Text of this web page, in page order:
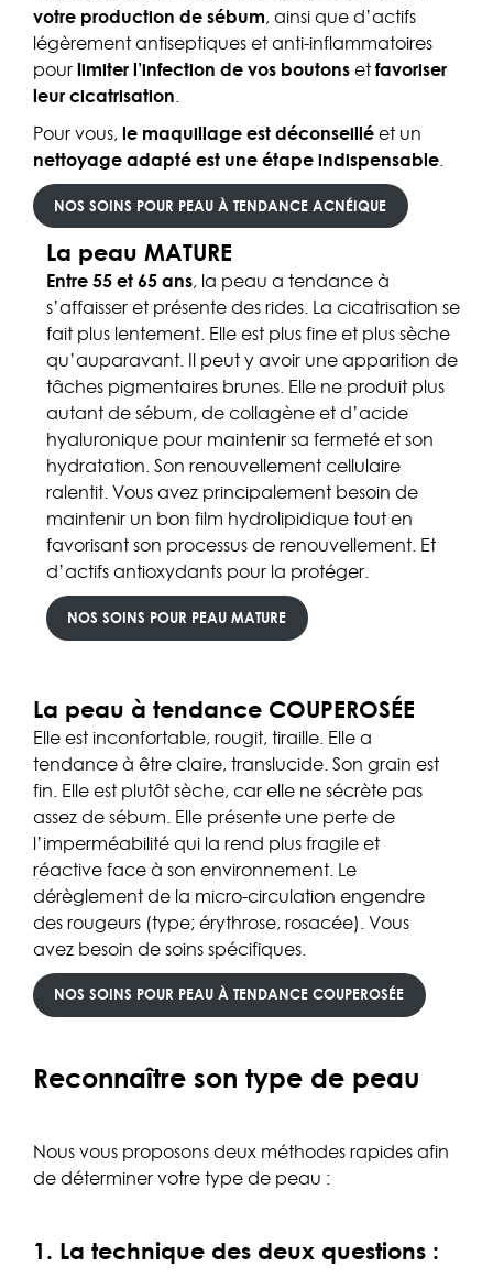
votre production de sébum, ainsi que d’actifs
légèrement antiseptiques et anti-inflammatoires
pour limiter l’infection de vos boutons et favoriser
leur cicatrisation
Pour vous, le maquillage est déconseillé et un
nettoyage adapté est une étape indispensable
NOS SOINS POUR PEAU À TENDANCE ACNÉIQUE
La peau MATURE
Entre 55 et 65 ans, la peau a tendance à
s’affaisser et présente des rides. La cicatrisation se
fait plus lentement. Elle est plus fine et plus sèche
qu’auparavant. Il peut y avoir une apparition de
tâches pigmentaires brunes. Elle ne produit plus
autant de sébum, de collagène et d’acide
hyaluronique pour maintenir sa fermeté et son
hydratation. Son renouvellement cellulaire
ralentit. Vous avez principalement besoin de
maintenir un bon film hydrolipidique tout en
favorisant son processus de renouvellement. Et
d’actifs antioxydants pour la protéger.
NOS SOINS POUR PEAU MATURE
La peau à tendance COUPEROSÉE
Elle est inconfortable, rougit, tiraille. Elle a
tendance à être claire, translucide. Son grain est
fin. Elle est plutôt sèche, car elle ne sécrète pas
assez de sébum. Elle présente une perte de
l’imperméabilité qui la rend plus fragile et
réactive face à son environnement. Le
dérèglement de la micro-circulation engendre
des rougeurs (type; érythrose, rosacée). Vous
avez besoin de soins spécifiques.
NOS SOINS POUR PEAU À TENDANCE COUPEROSÉE
Reconnaître son type de peau
Nous vous proposons deux méthodes rapides afin
de déterminer votre type de peau :
1. La technique des deux questions :